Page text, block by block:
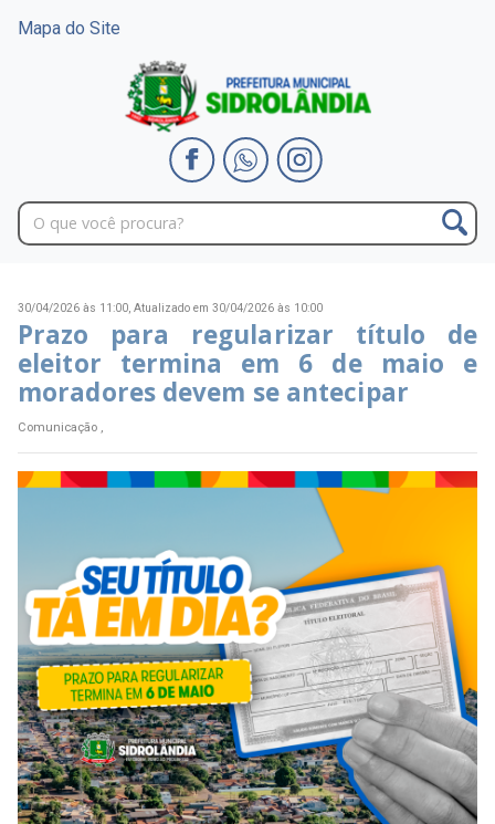
Mapa do Site
30/04/2026 às 11:00, Atualizado em 30/04/2026 às 10:00
Prazo para regularizar título de
eleitor termina em 6 de maio e
moradores devem se antecipar
Comunicação ,